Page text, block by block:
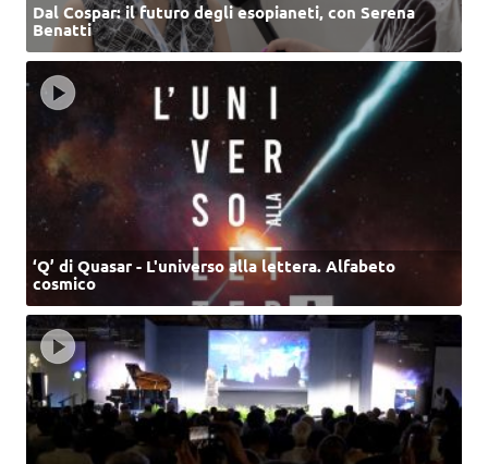
Dal Cospar: il futuro degli esopianeti, con Serena
Benatti
‘Q’ di Quasar - L'universo alla lettera. Alfabeto
cosmico